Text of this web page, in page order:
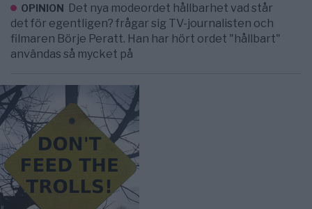
OPINION Det nya modeordet hållbarhet vad står
det för egentligen? frågar sig TV-journalisten och
filmaren Börje Peratt. Han har hört ordet "hållbart"
användas så mycket på